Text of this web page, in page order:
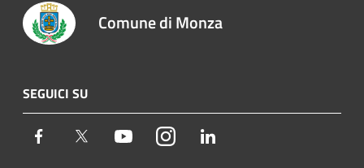
Comune di Monza
SEGUICI SU
Facebook Twitter YoutubeInstagram